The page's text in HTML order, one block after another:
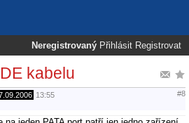
Neregistrovaný Přihlásit Registrovat
kabelu
13:55 #8